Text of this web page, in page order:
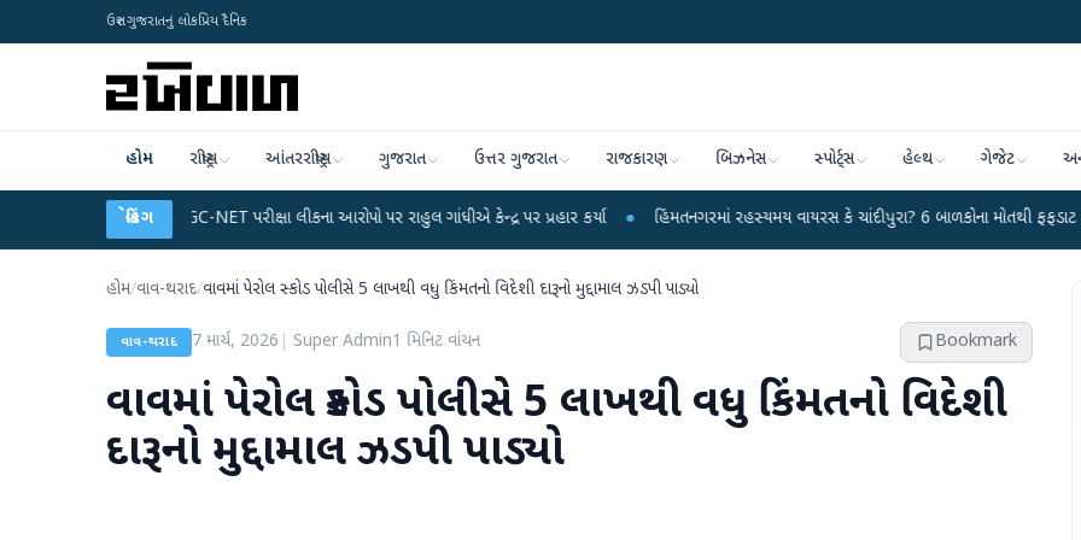
ઉત્તર ગુજરાતનું લોકપ્રિય દૈનિક
હોમ રાષ્ટ્રીય આંતરરાષ્ટ્રીય ગુજરાત ઉત્તર ગુજરાત રાજકારણ બિઝનેસ સ્પોર્ટ્સ હેલ્થ ગેજેટ
બ્રેકિંગ
UGC-NET પરીક્ષા લીકના આરોપો પર રાહુલ ગાંધીએ કેન્દ્ર પર પ્રહાર કર્યા ● હિંમતનગરમાં રહસ્યમય વાયરસ કે ચાંદીપુરા? 6 બાળકોના મોતથી ફફડાટ ● હવામાન
હોમ/વાવ-થરાદ/વાવમાં પેરોલ સ્કોડ પોલીસે 5 લાખથી વધુ કિંમતનો વિદેશી દારૂનો મુદ્દામાલ ઝડપી પાડ્યો
વાવ-થરાદ 7 માર્ચ, 2026 Super Admin1 મિનિટ વાંચન Bookmark
વાવમાં પેરોલ સ્કોડ પોલીસે 5 લાખથી વધુ કિંમતનો વિદેશી
દારૂનો મુદ્દામાલ ઝડપી પાડ્યો